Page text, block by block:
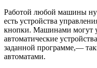
Работой любой машины
есть устройства
кнопки. Машинами могут
автоматические
заданной программе,—
автоматами.